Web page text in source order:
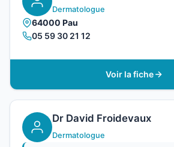
Dermatologue
64000 Pau
05 59 30 21 12
Voir la fiche
Dr David Froidevaux
Dermatologue